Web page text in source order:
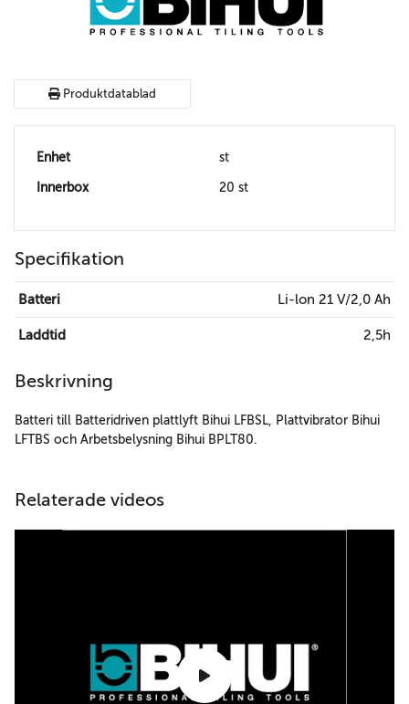
Produktdatablad
Enhet st
Innerbox 20 st
Specifikation
Batteri Li-lon 21 V/2,0 Ah
Laddtid 2,5h
Beskrivning
Batteri till Batteridriven plattlyft Bihui LFBSL, Plattvibrator Bihui
LFTBS och Arbetsbelysning Bihui BPLT80.
Relaterade videos